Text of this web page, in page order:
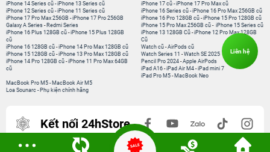
iPhone 14 Series cũ -iPhone 13 Series cũ
iPhone 12 Series cũ -iPhone 11 Series cũ
iPhone 17 Pro Max 256GB -iPhone 17 Pro 256GB
Galaxy A Series - Redmi Series
iPhone 17 cũ -iPhone 17 Pro Max cũ
iPhone 16 Series cũ - iPhone 16 Pro Max 256GB cũ
iPhone 16 Pro 128GB cũ -iPhone 15 Pro 128GB cũ
iPhone 15 Pro Max 256GB cũ - iPhone 15 Series cũ
iPhone 16 Plus 128GB cũ -iPhone 15 Plus 128GB
cũ
iPhone 16 128GB cũ -iPhone 14 Pro Max 128GB cũ
iPhone 15 128GB cũ -iPhone 13 Pro Max 128GB cũ
iPhone 14 Pro 128GB cũ -iPhone 11 Pro Max 64GB
cũ
iPhone 13 128GB Cũ -iPhone 12 Pro Max 128GB
Cũ
Watch cũ -AirPods cũ
Watch Series 11 -Watch SE 2025
Pencil Pro 2024 -Apple AirPods
iPad A16 -iPad Air M4 -iPad mini 7
iPad Pro M5 - MacBook Neo
MacBook Pro M5 - MacBook Air M5
Loa Sounarc - Phụ kiện chính hãng
Kết nối 24hStore
Liên hệ